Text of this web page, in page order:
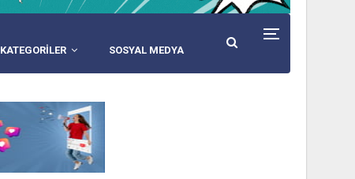
KATEGORİLER SOSYAL MEDYA